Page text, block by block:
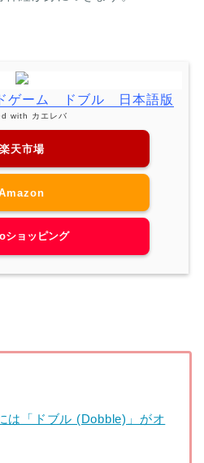
ゲーム ドブル 日本語版
with カエレバ
楽天市場
ショッピング
は「ドブル (Dobble)」がオ